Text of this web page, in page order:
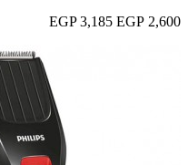
2,600 EGP
3,185 EGP